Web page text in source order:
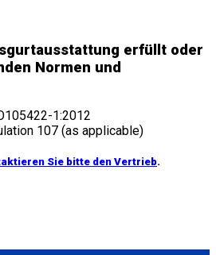
erfüllt oder
Normen und
1:2012
107 (as applicable)
Sie bitte den Vertrieb.